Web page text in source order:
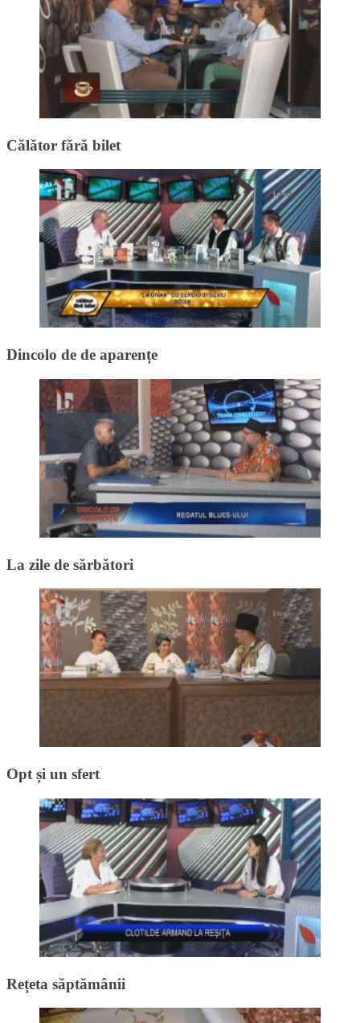
Călător fără bilet
Dincolo de de aparențe
La zile de sărbători
Opt și un sfert
Rețeta săptămânii